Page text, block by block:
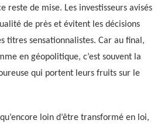
reste de mise. Les investisseurs avisés
de près et évitent les décisions
titres sensationnalistes. Car au final,
en géopolitique, c’est souvent la
qui portent leurs fruits sur le
loin d’être transformé en loi,